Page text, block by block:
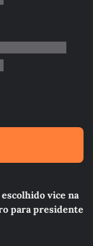
vice na
para presidente